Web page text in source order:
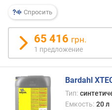
а
р
а
A
O
Спросить
65 416 грн.
1 предложение
Bardahl
Тип:
Емкость: 20 л